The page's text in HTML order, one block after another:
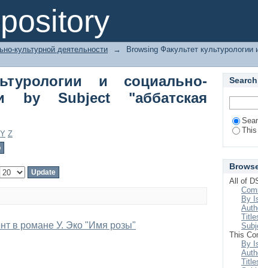
и социально-культурной
культурной деятельности →
Browsing Факультет культурологии
и социально-
by Subject "аббатская
Y Z
в романе У. Эко "Имя розы"
All of
By
This
By